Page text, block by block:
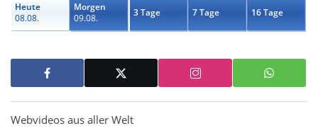
Heute
08.08.
Morgen
09.08.
3 Tage 7 Tage 16 Tage
Webvideos aus aller Welt